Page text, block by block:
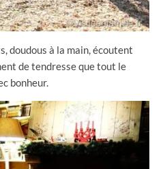
doudous à la main, écoutent
de tendresse que tout le
bonheur.